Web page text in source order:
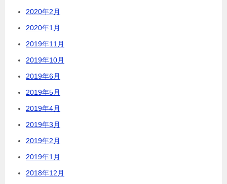
2020年2月
2020年1月
2019年11月
2019年10月
2019年6月
2019年5月
2019年4月
2019年3月
2019年2月
2019年1月
2018年12月